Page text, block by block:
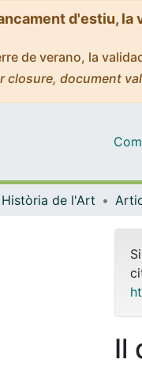
d'estiu, la
de verano, la
closure, document
Història de l'Art
Il